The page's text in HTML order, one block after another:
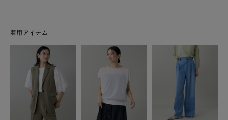
着用アイテム